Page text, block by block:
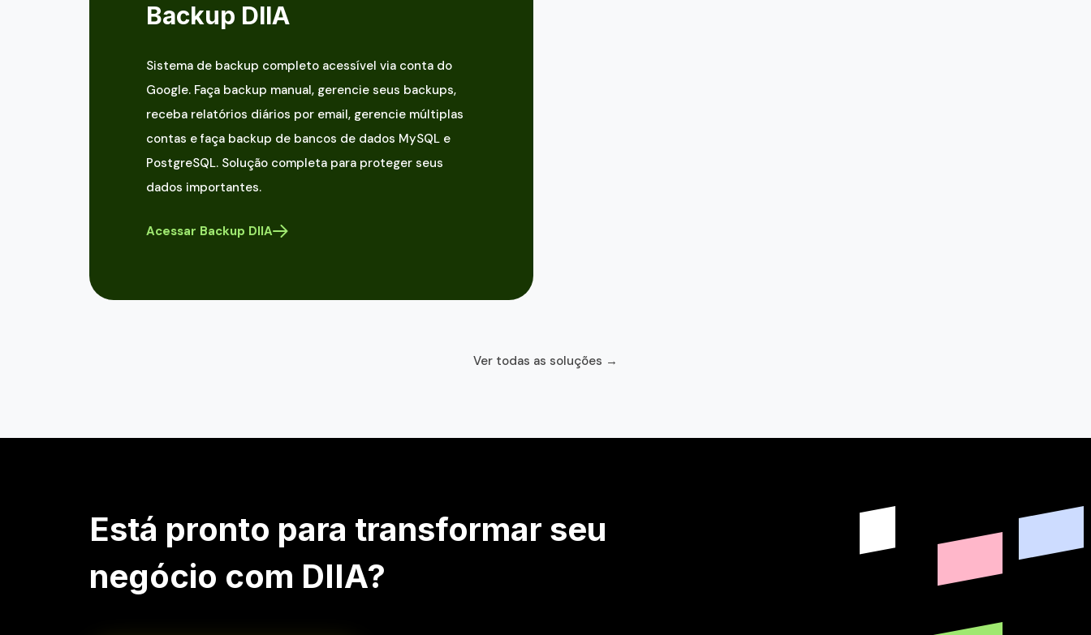
Backup DIIA
Sistema de backup completo acessível via conta do
Google. Faça backup manual, gerencie seus backups,
receba relatórios diários por email, gerencie múltiplas
contas e faça backup de bancos de dados MySQL e
PostgreSQL. Solução completa para proteger seus
dados importantes.
Acessar Backup DIIA
Ver todas as soluções →
Está pronto para transformar seu
negócio com DIIA?